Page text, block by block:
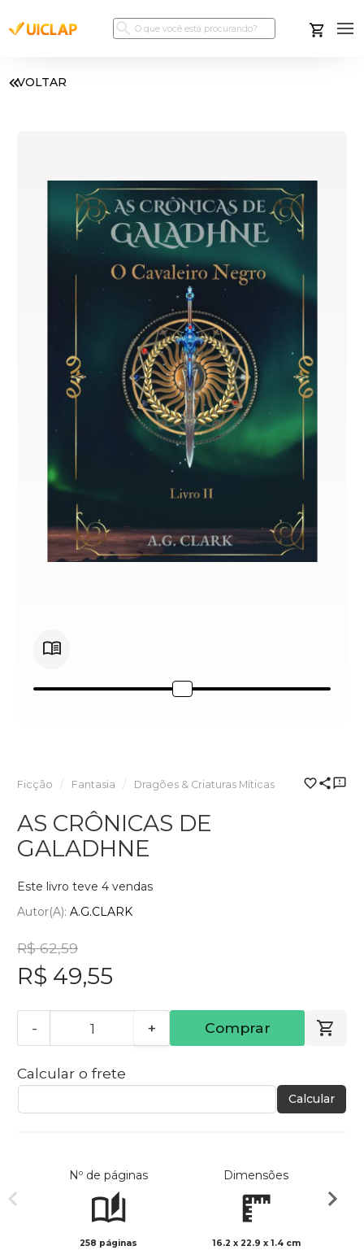
VOLTAR
Ficção Fantasia Dragões & Criaturas Míticas
AS CRÔNICAS DE
GALADHNE
Este livro teve 4 vendas
Autor(a): A.G.CLARK
R$ 62,59
R$ 49,55
- + Comprar
Calcular o frete
Calcular
Nº de páginas
258 páginas
Dimensões
16.2 x 22.9 x 1.4 cm